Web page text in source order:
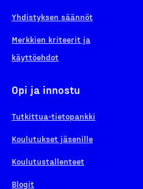
Yhdistyksen säännöt
Merkkien kriteerit ja
käyttöehdot
Opi ja innostu
Tutkittua-tietopankki
Koulutukset jäsenille
Koulutustallenteet
Blogit